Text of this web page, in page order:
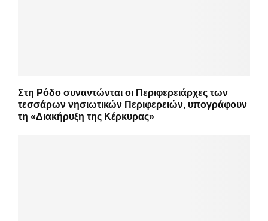
Στη Ρόδο συναντώνται οι Περιφερειάρχες των
τεσσάρων νησιωτικών Περιφερειών, υπογράφουν
τη «Διακήρυξη της Κέρκυρας»